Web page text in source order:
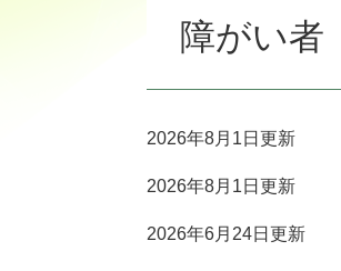
障がい者
2026年8月1日更新
2026年8月1日更新
2026年6月24日更新